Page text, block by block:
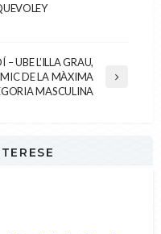
UBE L’ILLA GRAU,
DE LA MÀXIMA
MASCULINA